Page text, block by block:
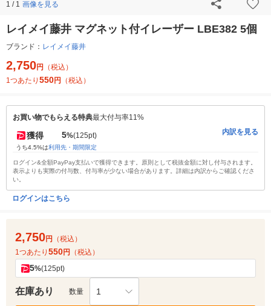
1 / 1 画像を見る
レイメイ藤井 マグネット付イレーザー LBE382 5個
ブランド： レイメイ藤井
2,750円
（税込）
1つあたり 550円 （税込）
お買い物でもらえる特典最大付与率11%
獲得 5%(125pt)
うち4.5%は利用先・期間限定
内訳を見る
ログイン&全額PayPay支払いで獲得できます。原則として税抜金額に対し付与されます。
表示よりも実際の付与数、付与率が少ない場合があります。詳細は内訳からご確認くださ
い。
ログインはこちら
2,750円
（税込）
1つあたり 550円 （税込）
5%(125pt)
在庫あり 数量 1